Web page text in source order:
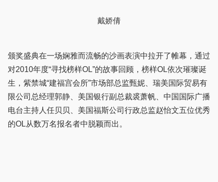
戴娇倩
颁奖盛典在一场娴雅而流畅的沙画表演中拉开了帷幕，通过
对2010年度“寻找榜样OL”的故事回顾，榜样OL依次璀璨诞
生，紫禁城“建福宫会所”市场部总监甄妮、瑞美国际贸易有
限公司总经理郭静、美国银行副总裁裘萧帆、中国国际广播
电台主持人任贝贝、美国福斯公司行政总监赵怡文五位优秀
的OL从数万名报名者中脱颖而出。